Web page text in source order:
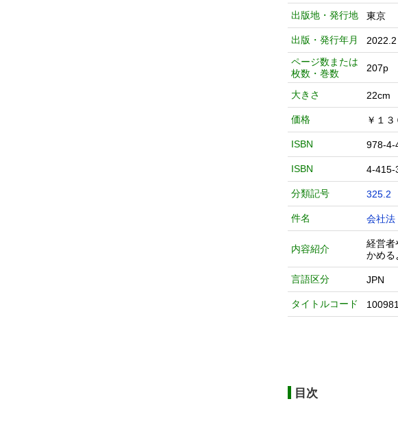
出版地・発行地 東京
出版・発行年月
2022.2
ページ数または
枚数・巻数
207p
大きさ 22cm
価格 ￥１３
ISBN 978-4-
ISBN 4-415-
分類記号 325.2
件名 会社法
内容紹介
経営者
かめる
言語区分 JPN
タイトルコード
目次